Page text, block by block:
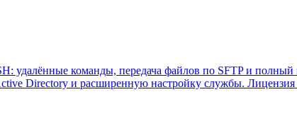
удалённые команды, передача файлов по SFTP и
Directory и расширенную настройку службы. Лицензия